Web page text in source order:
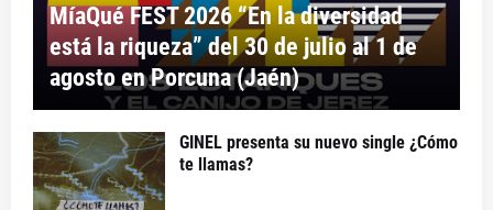
MíaQué FEST 2026 “En la diversidad
está la riqueza” del 30 de julio al 1 de
agosto en Porcuna (Jaén)
GINEL presenta su nuevo single ¿Cómo
te llamas?